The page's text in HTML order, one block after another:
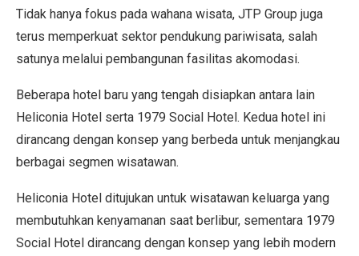
Tidak hanya fokus pada wahana wisata, JTP Group juga
terus memperkuat sektor pendukung pariwisata, salah
satunya melalui pembangunan fasilitas akomodasi.
Beberapa hotel baru yang tengah disiapkan antara lain
Heliconia Hotel serta 1979 Social Hotel. Kedua hotel ini
dirancang dengan konsep yang berbeda untuk menjangkau
berbagai segmen wisatawan.
Heliconia Hotel ditujukan untuk wisatawan keluarga yang
membutuhkan kenyamanan saat berlibur, sementara 1979
Social Hotel dirancang dengan konsep yang lebih modern